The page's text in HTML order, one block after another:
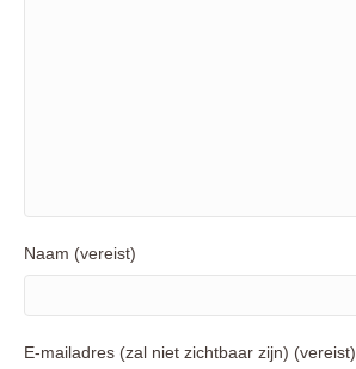
Naam (vereist)
E-mailadres (zal niet zichtbaar zijn) (vereist)